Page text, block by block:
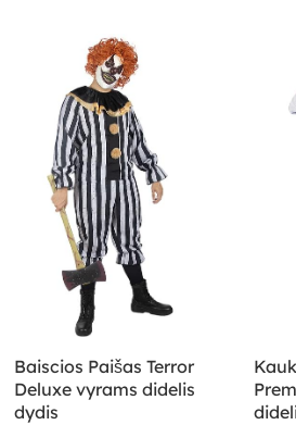
Baiscios Paišas Terror
Deluxe vyrams didelis
dydis